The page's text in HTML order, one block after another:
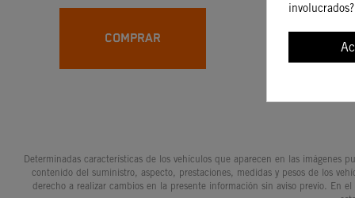
COMPRAR
Determinadas características de los vehículos que aparecen en las imágenes
contenido del suministro, aspecto, prestaciones, medidas y pesos de los
derecho a realizar cambios en la presente información sin aviso previo. En
involucrados?